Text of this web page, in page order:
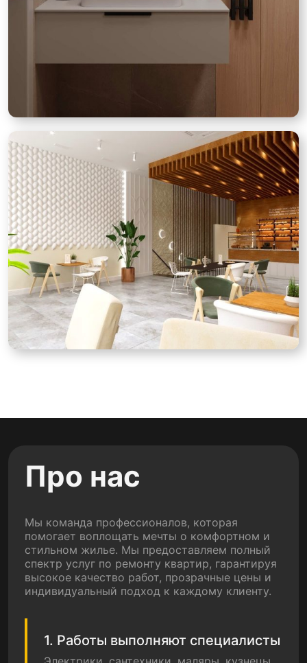
Про нас
Мы команда профессионалов, которая
помогает воплощать мечты о комфортном и
стильном жилье. Мы предоставляем полный
спектр услуг по ремонту квартир, гарантируя
высокое качество работ, прозрачные цены и
индивидуальный подход к каждому клиенту.
1. Работы выполняют специалисты